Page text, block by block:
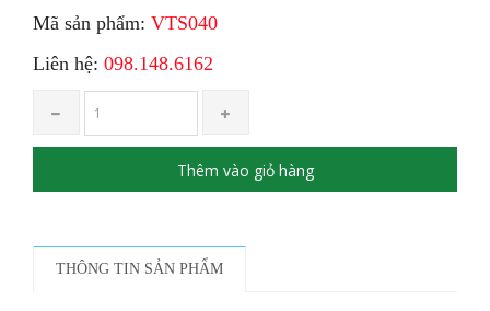
Mã sản phẩm: VTS040
Liên hệ: 098.148.6162
Thêm vào giỏ hàng
THÔNG TIN SẢN PHẨM